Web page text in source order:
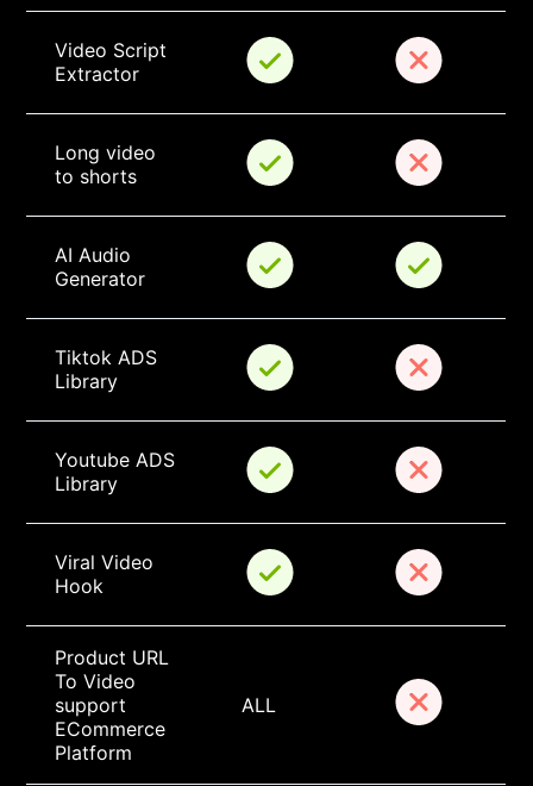
Video Script
Extractor
Long video
to shorts
AI Audio
Generator
Tiktok ADS
Library
Youtube ADS
Library
Viral Video
Hook
Product URL
To Video
support
ECommerce
Platform
ALL